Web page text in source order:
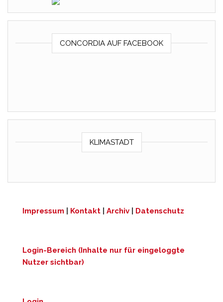
CONCORDIA AUF FACEBOOK
KLIMASTADT
Impressum Kontakt Archiv Datenschutz
Login-Bereich (Inhalte nur für eingeloggte
Nutzer sichtbar)